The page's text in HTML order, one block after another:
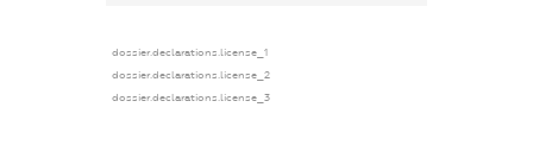
dossier.declarations.license_1
dossier.declarations.license_2
dossier.declarations.license_3